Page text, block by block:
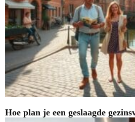
Hoe plan je een geslaagde